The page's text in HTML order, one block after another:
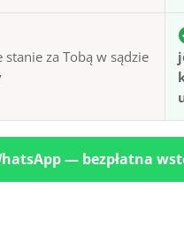
za Tobą w sądzie
— bezpłatna